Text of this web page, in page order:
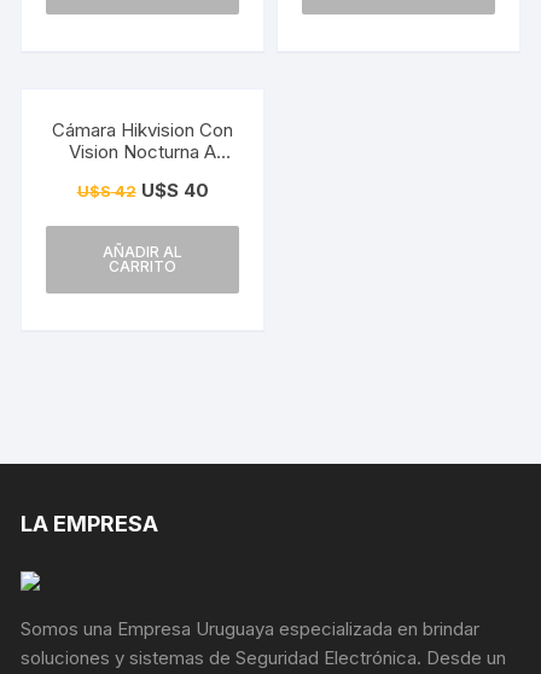
Cámara Hikvision Con
Vision Nocturna A
U$S42 U$S40
AÑADIR AL
CARRITO
LA EMPRESA
Somos una Empresa Uruguaya especializada en brindar
soluciones y sistemas de Seguridad Electrónica. Desde un